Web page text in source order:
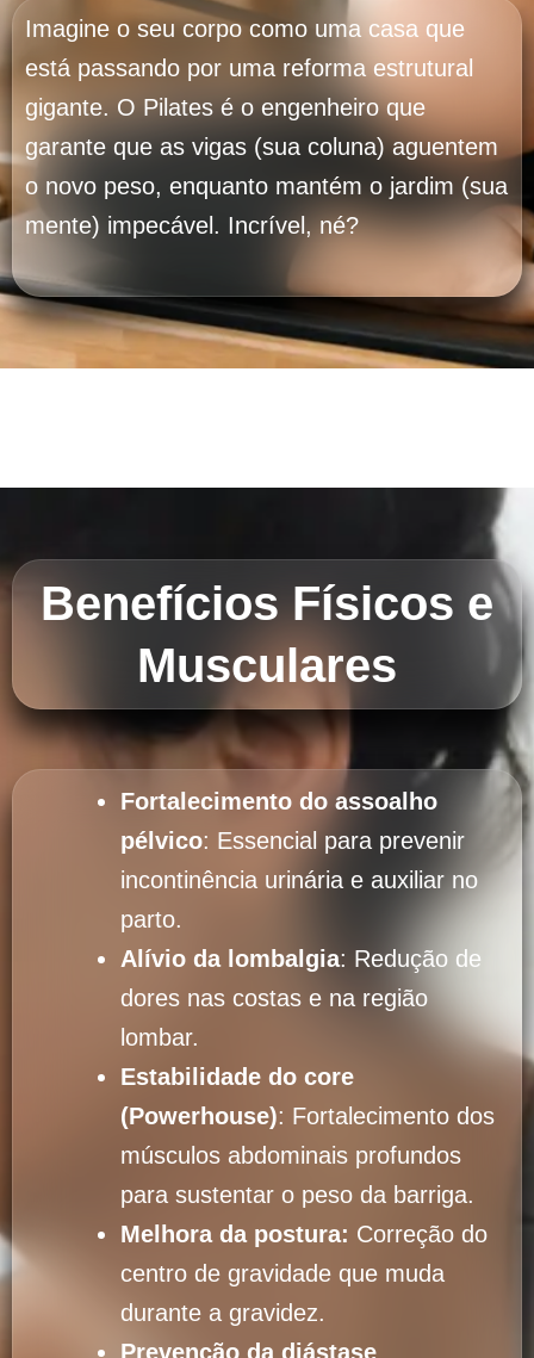
Imagine o seu corpo como uma casa que
está passando por uma reforma estrutural
gigante. O Pilates é o engenheiro que
garante que as vigas (sua coluna) aguentem
o novo peso, enquanto mantém o jardim (sua
mente) impecável. Incrível, né?
Benefícios Físicos e
Musculares
Fortalecimento do assoalho
pélvico: Essencial para prevenir
incontinência urinária e auxiliar no
parto.
Alívio da lombalgia: Redução de
dores nas costas e na região
lombar.
Estabilidade do core
(Powerhouse): Fortalecimento dos
músculos abdominais profundos
para sustentar o peso da barriga.
Melhora da postura: Correção do
centro de gravidade que muda
durante a gravidez.
Prevenção da diástase